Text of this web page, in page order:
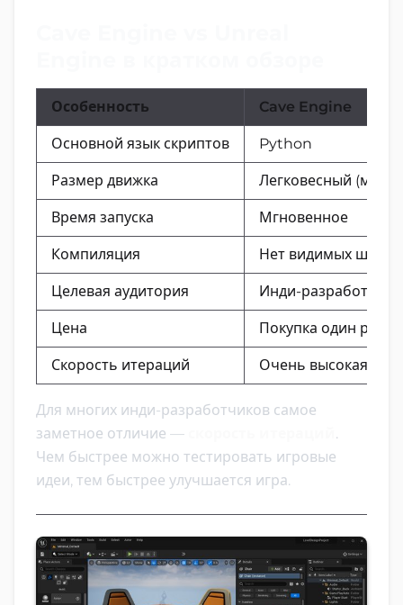
Особенность Cave Engine
Основной язык скриптов Python
Размер движка Легковесный
Время запуска Мгновенное
Компиляция Нет видимых
Целевая аудитория Инди-
Цена Покупка один раз
Скорость итераций Очень высокая
Для многих инди-разработчиков самое
заметное отличие —
.
Чем быстрее можно тестировать игровые
идеи, тем быстрее улучшается игра.